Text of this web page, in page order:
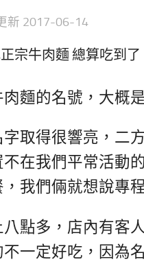
新 2017-06-14
宗牛肉麵 總算吃到了
麵的名號，大概
取得很響亮，二
在我們平常活動
我們倆就想說專
點多，店內有客
一定好吃，因為